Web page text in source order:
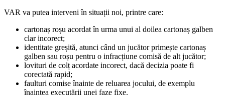
VAR va putea interveni în situații noi, printre care:
cartonaș roșu acordat în urma unui al doilea cartonaș galben
clar incorect;
identitate greșită, atunci când un jucător primește cartonaș
galben sau roșu pentru o infracțiune comisă de alt jucător;
lovituri de colț acordate incorect, dacă decizia poate fi
corectată rapid;
faulturi comise înainte de reluarea jocului, de exemplu
înaintea executării unei faze fixe.